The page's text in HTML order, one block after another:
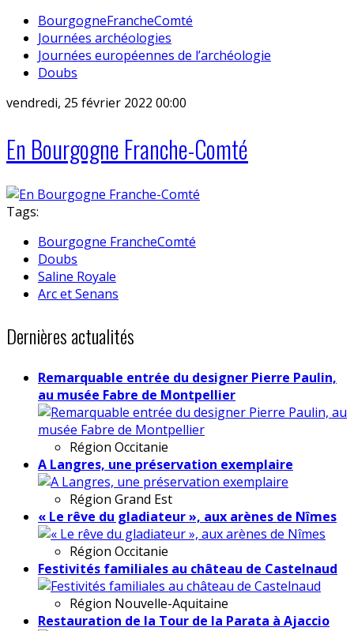
BourgogneFrancheComté
Journées archéologies
Journées européennes de l’archéologie
Doubs
vendredi, 25 février 2022 00:00
En Bourgogne Franche-Comté
Tags:
Bourgogne FrancheComté
Doubs
Saline Royale
Arc et Senans
Dernières actualités
Remarquable entrée du designer Pierre Paulin,
au musée Fabre de Montpellier
Région Occitanie
A Langres, une préservation exemplaire
Région Grand Est
« Le rêve du gladiateur », aux arènes de Nîmes
Région Occitanie
Festivités familiales au château de Castelnaud
Région Nouvelle-Aquitaine
Restauration de la Tour de la Parata à Ajaccio